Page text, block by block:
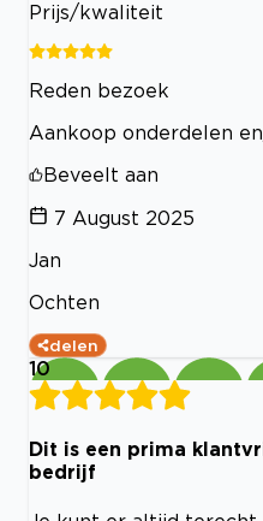
Prijs/kwaliteit
Reden bezoek
Aankoop onderdelen
Beveelt aan
7 August 2025
Jan
Ochten
delen
10
Dit is een prima
bedrijf